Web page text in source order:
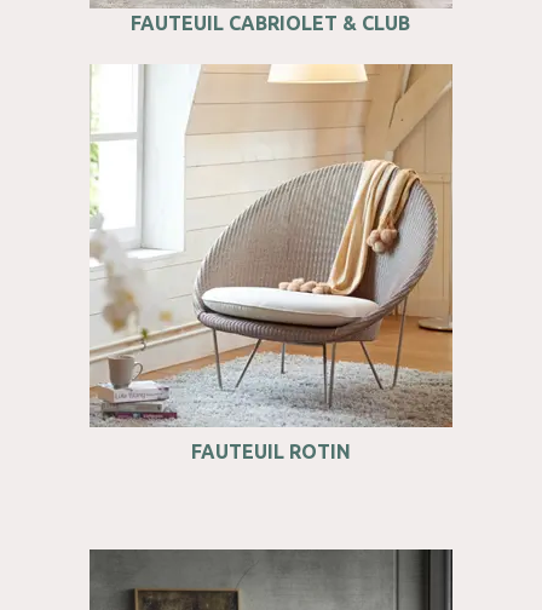
FAUTEUIL CABRIOLET & CLUB
FAUTEUIL ROTIN